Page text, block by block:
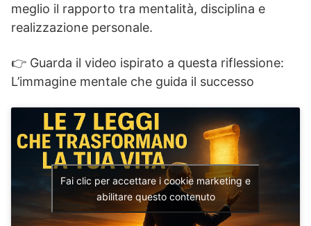
meglio il rapporto tra mentalità, disciplina e
realizzazione personale.
👉 Guarda il video ispirato a questa riflessione:
L’immagine mentale che guida il successo
Fai clic per accettare i cookie marketing e
abilitare questo contenuto